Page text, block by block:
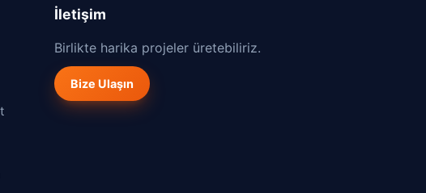
İletişim
Birlikte harika projeler üretebiliriz.
Bize Ulaşın